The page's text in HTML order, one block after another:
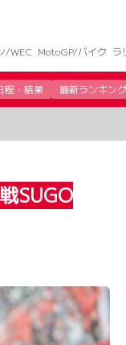
/WEC MotoGP/バイク ラ
程・結果 最新ランキング
SUGO